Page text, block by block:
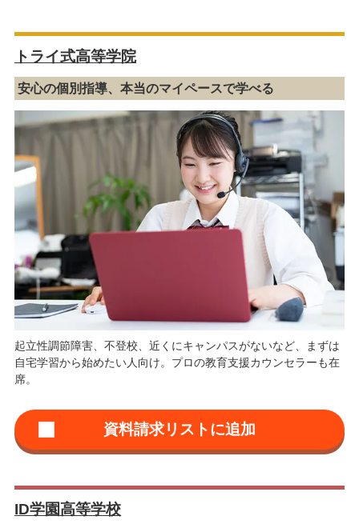
トライ式高等学院
安心の個別指導、本当のマイペースで学べる
起立性調節障害、不登校、近くにキャンパスがないなど、まずは
自宅学習から始めたい人向け。プロの教育支援カウンセラーも在
席。
ID学園高等学校